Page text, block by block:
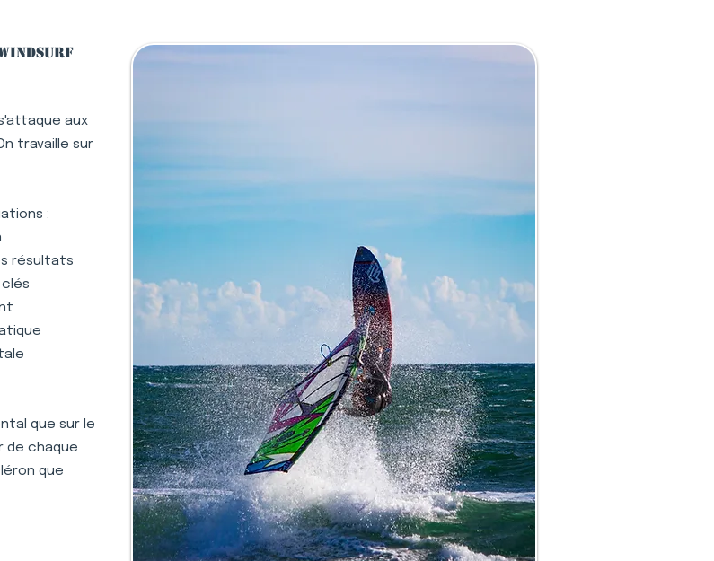
aux
travaille sur
:
résultats
que sur le
de chaque
que